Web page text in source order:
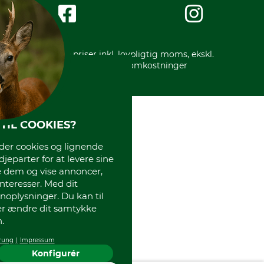
Impressum
Gratis returlabel
International
* Alle priser inkl. lovpligtig moms, ekskl.
forsendelsesomkostninger
COOKIES?
cookies og lignende
for at levere sine
og vise annoncer,
Med dit
Du kan til
ændre dit samtykke
Impressum
Konfigurér